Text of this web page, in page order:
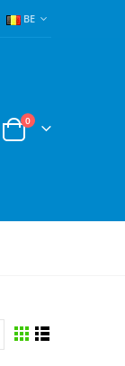
TAAL BE
Cart
0producten
Tonen
Foto-Lijst